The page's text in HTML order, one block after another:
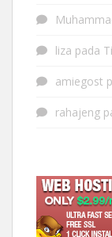
liza pada
amiegost
rahajeng